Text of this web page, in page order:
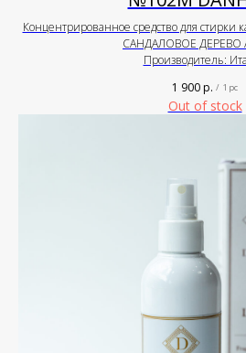
Концентрированное средство для
САНДАЛОВОЕ ДЕРЕВО
Производитель:
1 900р. / 1 pc
Out of stock